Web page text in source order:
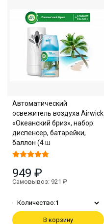
Автоматический
освежитель воздуха Airwick
«Океанский бриз», набор:
диспенсер, батарейки,
баллон (4 ш
949 ₽
Самовывоз: 921 ₽
Количество:1
В корзину